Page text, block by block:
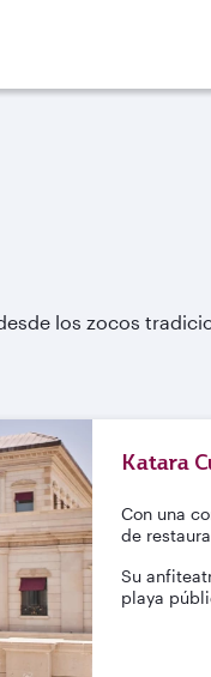
los zocos
Katara
Con una
de
Su
playa